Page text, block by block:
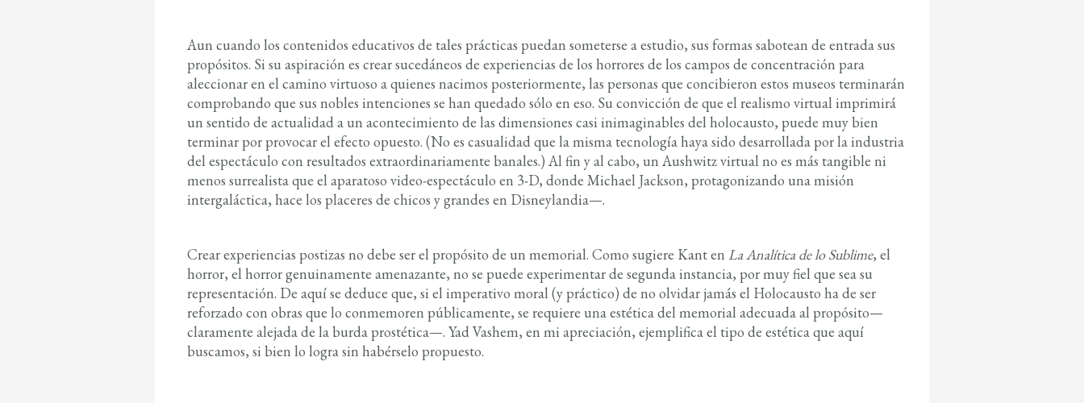
Aun cuando los contenidos educativos de tales prácticas puedan someterse a estudio, sus formas sabotean de entrada sus
propósitos. Si su aspiración es crear sucedáneos de experiencias de los horrores de los campos de concentración para
aleccionar en el camino virtuoso a quienes nacimos posteriormente, las personas que concibieron estos museos terminarán
comprobando que sus nobles intenciones se han quedado sólo en eso. Su convicción de que el realismo virtual imprimirá
un sentido de actualidad a un acontecimiento de las dimensiones casi inimaginables del holocausto, puede muy bien
terminar por provocar el efecto opuesto. (No es casualidad que la misma tecnología haya sido desarrollada por la industria
del espectáculo con resultados extraordinariamente banales.) Al fin y al cabo, un Aushwitz virtual no es más tangible ni
menos surrealista que el aparatoso video-espectáculo en 3-D, donde Michael Jackson, protagonizando una misión
intergaláctica, hace los placeres de chicos y grandes en Disneylandia—.
Crear experiencias postizas no debe ser el propósito de un memorial. Como sugiere Kant en La Analítica de lo Sublime, el
horror, el horror genuinamente amenazante, no se puede experimentar de segunda instancia, por muy fiel que sea su
representación. De aquí se deduce que, si el imperativo moral (y práctico) de no olvidar jamás el Holocausto ha de ser
reforzado con obras que lo conmemoren públicamente, se requiere una estética del memorial adecuada al propósito—
claramente alejada de la burda prostética—. Yad Vashem, en mi apreciación, ejemplifica el tipo de estética que aquí
buscamos, si bien lo logra sin habérselo propuesto.